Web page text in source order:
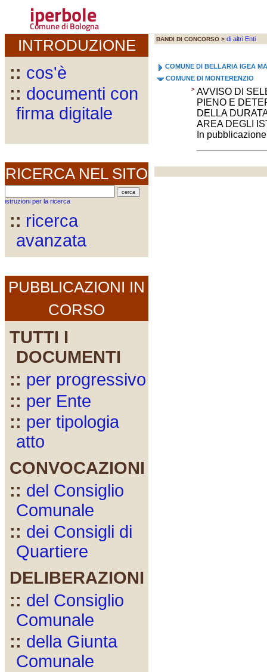
iperbole
Comune di Bologna
INTRODUZIONE
:: cos'è
:: documenti con
firma digitale
RICERCA NEL SITO
istruzioni per la ricerca
:: ricerca
avanzata
PUBBLICAZIONI IN
CORSO
TUTTI I
DOCUMENTI
:: per progressivo
:: per Ente
:: per tipologia
atto
CONVOCAZIONI
:: del Consiglio
Comunale
:: dei Consigli di
Quartiere
DELIBERAZIONI
:: del Consiglio
Comunale
:: della Giunta
Comunale
BANDI DI CONCORSO > di altri Enti
COMUNE DI BELLARIA IGEA
COMUNE DI MONTERENZIO
> AVVISO DI
PIENO E
DELLA
AREA DEGLI
In